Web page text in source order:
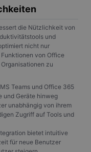
die Nützlichkeit von
und
nicht nur
von Office
zu
MS Teams und Office 365
und Geräte hinweg
unabhängig von ihrem
Zugriff auf Tools und
bietet intuitive
für neue Benutzer